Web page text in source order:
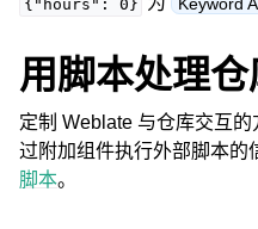
{"hours": 0} Keyword
用脚本处理仓
定制 Weblate 与仓库交互的
过附加组件执行外部脚本的
脚本。